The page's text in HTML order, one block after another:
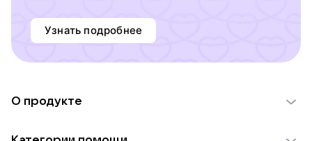
Узнать подробнее
О продукте